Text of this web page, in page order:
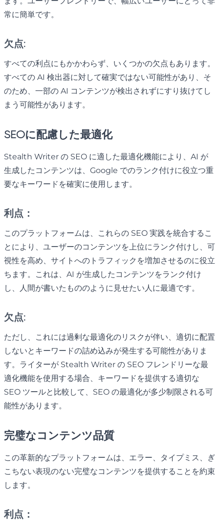
常に簡単です。
欠点:
すべての利点にもかかわらず、いくつかの欠点もあります。
すべての AI 検出器に対して確実ではない可能性があり、そ
のため、一部の AI コンテンツが検出されずにすり抜けてし
まう可能性があります。
SEOに配慮した最適化
Stealth Writer の SEO に適した最適化機能により、AI が
生成したコンテンツは、Google でのランク付けに役立つ重
要なキーワードを確実に使用します。
利点：
このプラットフォームは、これらの SEO 実践を統合するこ
とにより、ユーザーのコンテンツを上位にランク付けし、可
視性を高め、サイトへのトラフィックを増加させるのに役立
ちます。これは、AI が生成したコンテンツをランク付け
し、人間が書いたもののように見せたい人に最適です。
欠点:
ただし、これには過剰な最適化のリスクが伴い、適切に配置
しないとキーワードの詰め込みが発生する可能性がありま
す。ライターが Stealth Writer の SEO フレンドリーな最
適化機能を使用する場合、キーワードを提供する適切な
SEO ツールと比較して、SEO の最適化が多少制限される可
能性があります。
完璧なコンテンツ品質
この革新的なプラットフォームは、エラー、タイプミス、ぎ
こちない表現のない完璧なコンテンツを提供することを約束
します。
利点：